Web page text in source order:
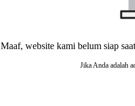
Maaf, website kami belum siap
Jika Anda adalah